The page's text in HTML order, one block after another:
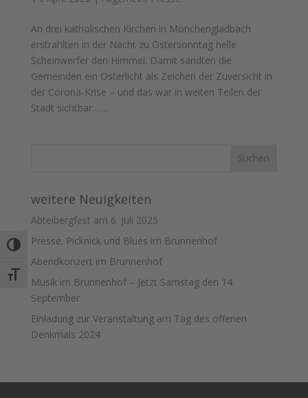
Umschalten auf hohe Kontraste
Schrift vergrößern
An drei katholischen Kirchen in Mönchengladbach
erstrahlten in der Nacht zu Ostersonntag helle
Scheinwerfer den Himmel. Damit sandten die
Gemeinden ein Osterlicht als Zeichen der Zuversicht in
der Corona-Krise – und das war in weiten Teilen der
Stadt sichtbar…....
weitere Neuigkeiten
Abteibergfest am 6. Juli 2025
Presse: Picknick und Blues im Brunnenhof
Abendkonzert im Brunnenhof
Musik im Brunnenhof – Jetzt Samstag den 14.
September
Einladung zur Veranstaltung am Tag des offenen
Denkmals 2024